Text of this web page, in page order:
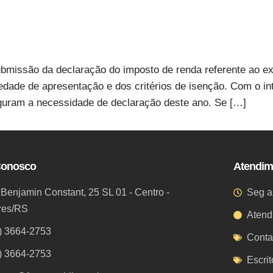
da declaração do imposto de renda referente ao
de apresentação e dos critérios de isenção. Com o
a necessidade de declaração deste ano. Se […]
Constant, 25 SL 01 - Centro -
RS
3664-2753
3664-2753
Seg